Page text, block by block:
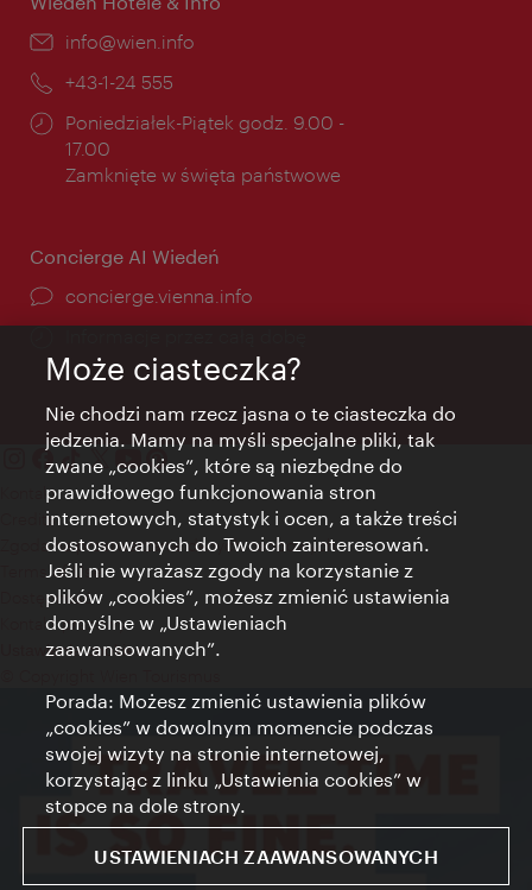
E-
info@wien.info
Telefon:
+43-1-24 555
Godziny
otwarcia:
Poniedziałek-Piątek godz. 9.00 -
17.00
Zamknięte w święta państwowe
Concierge AI Wiedeń
concierge.vienna.info
Kontakt
Credits
Zgoda na przetwarzanie danych osobowych
Terms of Use
Dostępność
Kontakt prasowy
Ustawienia cookies
Może ciasteczka?
Nie chodzi nam rzecz jasna o te ciasteczka do
jedzenia. Mamy na myśli specjalne pliki, tak
zwane „cookies”, które są niezbędne do
prawidłowego funkcjonowania stron
internetowych, statystyk i ocen, a także treści
dostosowanych do Twoich zainteresowań.
Jeśli nie wyrażasz zgody na korzystanie z
plików „cookies”, możesz zmienić ustawienia
domyślne w „Ustawieniach
zaawansowanych”.
Porada: Możesz zmienić ustawienia plików
„cookies” w dowolnym momencie podczas
swojej wizyty na stronie internetowej,
korzystając z linku „Ustawienia cookies” w
stopce na dole strony.
USTAWIENIACH ZAAWANSOWANYCH